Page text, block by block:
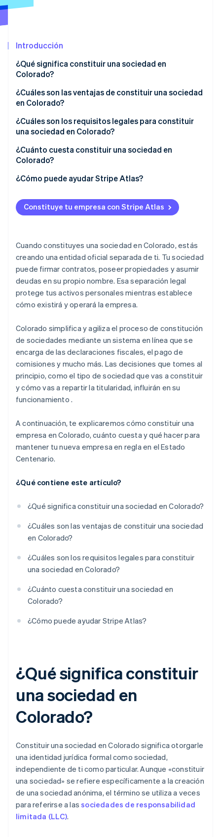
Sesiones de Stripe 2026
Mirar ahoraStripe App Marketplace
Introducción
¿Qué significa constituir una sociedad en
Colorado?
¿Cuáles son las ventajas de constituir una sociedad
en Colorado?
¿Cuáles son los requisitos legales para constituir
una sociedad en Colorado?
1. Elige la estructura de tu empresa
3. Designa a un agente registrado
4. Presentación de documentos de constitución
¿Cuánto cuesta constituir una sociedad en
Colorado?
¿Cómo puede ayudar Stripe Atlas?
Solicitud de ingreso a Atlas
Aceptación de pagos y operaciones bancarias antes
Compra de acciones para fundadores sin
desembolso en efectivo
Declaración automática de la elección de
impuestos 83(b)
Documentos legales de empresas de primer nivel
créditos y descuentos para socios
Constituye tu empresa con Stripe Atlas
Cuando constituyes una sociedad en Colorado, estás
creando una entidad oficial separada de ti. Tu sociedad
puede firmar contratos, poseer propiedades y asumir
deudas en su propio nombre. Esa separación legal
protege tus activos personales mientras establece
cómo existirá y operará la empresa.
Colorado simplifica y agiliza el proceso de constitución
de sociedades mediante un sistema en línea que se
encarga de las declaraciones fiscales, el pago de
comisiones y mucho más. Las decisiones que tomes al
principio, como el tipo de sociedad que vas a constituir
y cómo vas a repartir la titularidad, influirán en su
funcionamiento .
A continuación, te explicaremos cómo constituir una
empresa en Colorado, cuánto cuesta y qué hacer para
mantener tu nueva empresa en regla en el Estado
Centenario.
¿Qué contiene este artículo?
¿Qué significa constituir una sociedad en Colorado?
¿Cuáles son las ventajas de constituir una sociedad
en Colorado?
¿Cuáles son los requisitos legales para constituir
una sociedad en Colorado?
¿Cuánto cuesta constituir una sociedad en
Colorado?
¿Cómo puede ayudar Stripe Atlas?
¿Qué significa constituir
una sociedad en
Colorado?
Constituir una sociedad en Colorado significa otorgarle
una identidad jurídica formal como sociedad,
independiente de ti como particular. Aunque «constituir
una sociedad» se refiere específicamente a la creación
de una sociedad anónima, el término se utiliza a veces
para referirse a lassociedades de responsabilidad
limitada (LLC).